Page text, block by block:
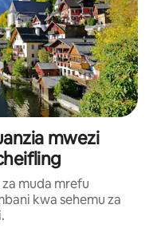
mwezi
muda mrefu
kwa sehemu za